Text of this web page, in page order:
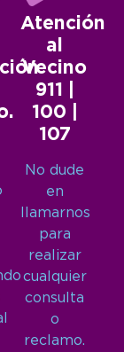
Atención
al
Vecino
911 |
100 |
107
No dude
en
llamarnos
para
realizar
cualquier
consulta
o
reclamo.